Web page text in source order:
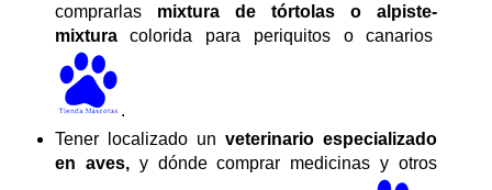
comprarlas mixtura de tórtolas o alpiste-
mixturacolorida para periquitos o canarios
.
Tener localizado unveterinario especializado
en aves, y dónde comprar medicinas y otros